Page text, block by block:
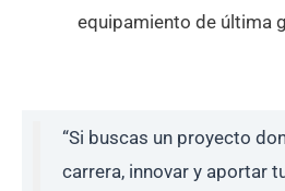
equipamiento de última
“Si buscas un proyecto
carrera, innovar y aportar